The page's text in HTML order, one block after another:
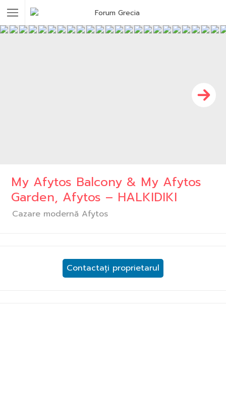
My Afytos Balcony & My Afytos
Garden, Afytos – HALKIDIKI
Cazare modernă Afytos
Contactați proprietarul